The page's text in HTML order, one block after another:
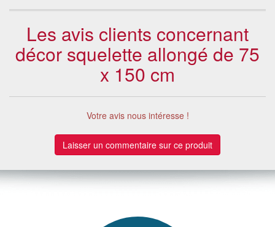
Les avis clients concernant
décor squelette allongé de 75
x 150 cm
Votre avis nous intéresse !
Laisser un commentaire sur ce produit